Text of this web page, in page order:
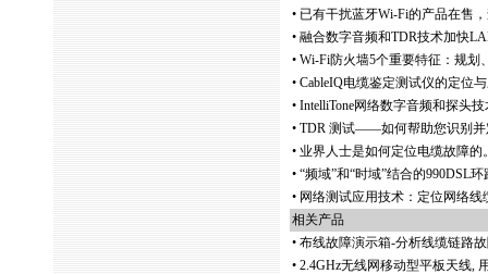
• 已有干扰蓝牙Wi-Fi的产品在售
• 融合数字音频和TDR技术加快
• Wi-Fi防火墙5个重要特征：规划
• CableIQ电缆鉴定测试仪的定位
• IntelliTone网络数字音频和探头
• TDR 测试——如何帮助您识别并
• 业界人士是如何定位电缆故障的
• “频域”和“时域”结合的990DSL
• 网络测试应用技术：定位网络
相关产品
• 布线故障演示箱-分析线缆链路
• 2.4GHz无线网移动型平板天线,